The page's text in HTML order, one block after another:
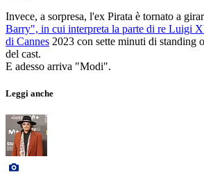
Invece, a sorpresa, l'ex Pirata è tornato a
Barry", in cui interpreta la parte di re Luigi
di Cannes 2023 con sette minuti di standing
del cast.
E adesso arriva "Modi".
Leggi anche